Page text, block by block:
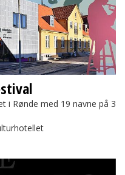
i Rønde med 19 navne på 3